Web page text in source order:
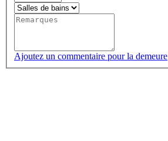
Ajoutez un commentaire pour la demeure